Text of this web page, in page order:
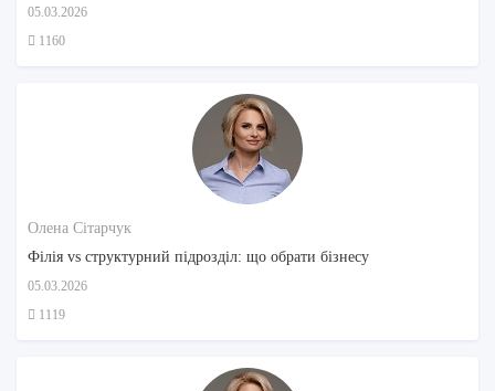
05.03.2026
1160
Олена Сітарчук
Філія vs структурний підрозділ: що обрати бізнесу
05.03.2026
1119